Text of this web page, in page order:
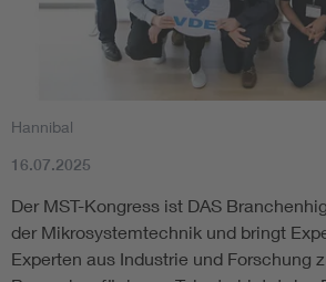
Hannibal
16.07.2025
Der MST-Kongress ist DAS
der Mikrosystemtechnik und bringt
Experten aus Industrie und Forschung